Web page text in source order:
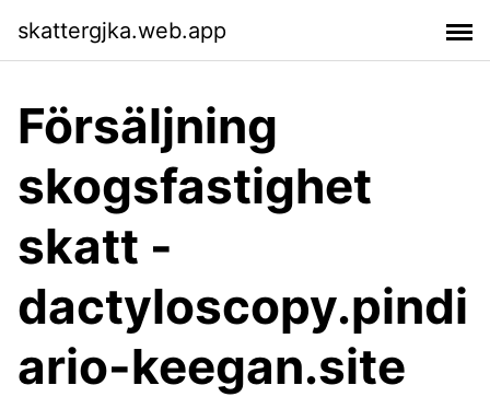
skattergjka.web.app
Försäljning
skogsfastighet
skatt -
dactyloscopy.pindi
ario-keegan.site